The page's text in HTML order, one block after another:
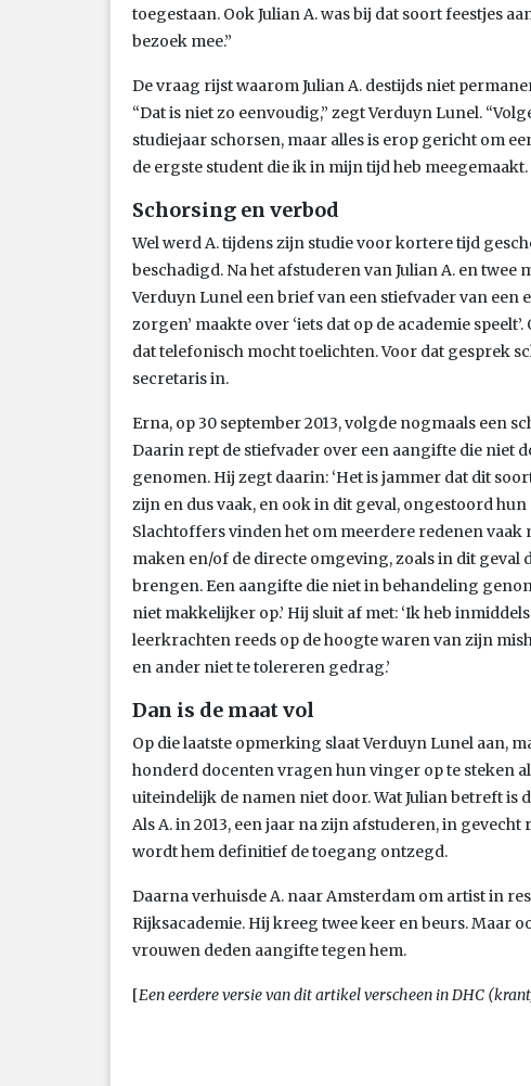
toegestaan. Ook Julian A. was bij dat soort feestjes
bezoek mee.”
De vraag rijst waarom Julian A. destijds niet
“Dat is niet zo eenvoudig,” zegt Verduyn Lunel.
studiejaar schorsen, maar alles is erop gericht om
de ergste student die ik in mijn tijd heb
Schorsing en verbod
Wel werd A. tijdens zijn studie voor kortere tijd
beschadigd. Na het afstuderen van Julian A. en
Verduyn Lunel een brief van een stiefvader van een
zorgen’ maakte over ‘iets dat op de academie
dat telefonisch mocht toelichten. Voor dat gesprek
secretaris in.
Erna, op 30 september 2013, volgde nogmaals een
Daarin rept de stiefvader over een aangifte die niet
genomen. Hij zegt daarin: ‘Het is jammer dat dit
zijn en dus vaak, en ook in dit geval, ongestoord
Slachtoffers vinden het om meerdere redenen vaak
maken en/of de directe omgeving, zoals in dit geval
brengen. Een aangifte die niet in behandeling
niet makkelijker op.’ Hij sluit af met: ‘Ik heb
leerkrachten reeds op de hoogte waren van zijn
en ander niet te tolereren gedrag.’
Dan is de maat vol
Op die laatste opmerking slaat Verduyn Lunel aan,
honderd docenten vragen hun vinger op te steken
uiteindelijk de namen niet door. Wat Julian betreft is
Als A. in 2013, een jaar na zijn afstuderen, in
wordt hem definitief de toegang ontzegd.
Daarna verhuisde A. naar Amsterdam om artist in
Rijksacademie. Hij kreeg twee keer en beurs. Maar
vrouwen deden aangifte tegen hem.
[Een eerdere versie van dit artikel verscheen in DHC